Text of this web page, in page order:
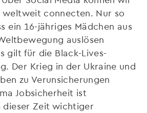
weltweit connecten. Nur so
ein 16-jähriges Mädchen aus
auslösen
gilt für die Black-Lives-
Der Krieg in der Ukraine und
zu Verunsicherungen
Jobsicherheit ist
dieser Zeit wichtiger